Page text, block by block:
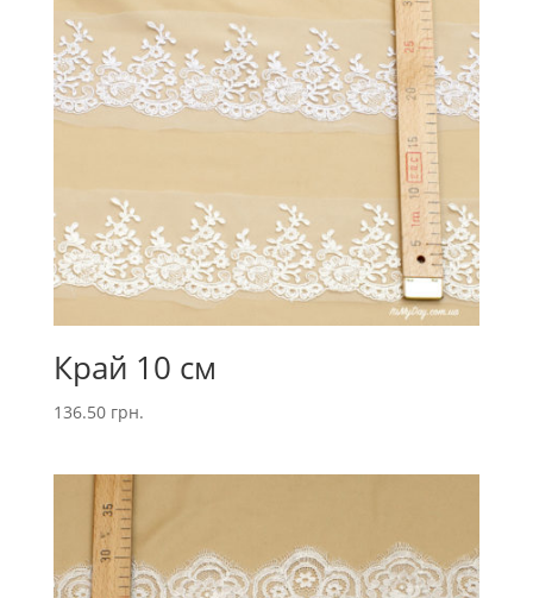
Край 10 см
136.50 грн.